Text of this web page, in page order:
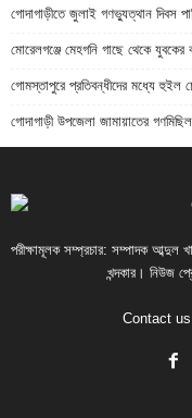
গোদাগাড়ীতে জুলাই গণভ্যুত্থান দিবস
মোরেলগঞ্জে মেহগনি গাছে থেকে
গোমস্তাপুরে প্রতিবন্ধীদের মধ্যে হুইল
গোদাগাড়ী উপজেলা জামায়াতের
পরীক্ষামূলক সম্প্রচার: সম্পাদক আব্দুল
খন্দকার। নিউজ
Contact